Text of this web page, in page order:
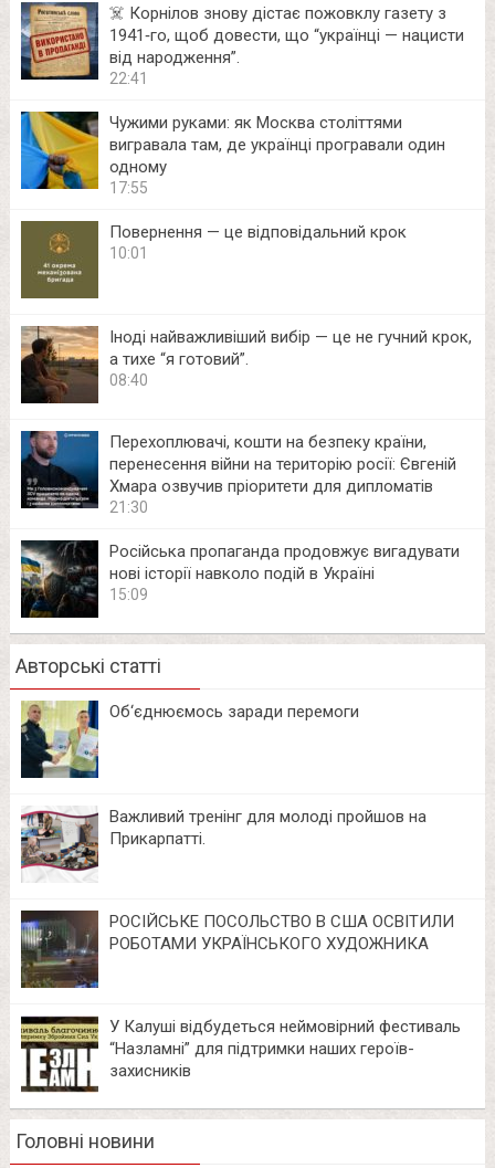
☠️ Корнілов знову дістає пожовклу газету з
1941‑го, щоб довести, що “українці — нацисти
від народження”.
22:41
Чужими руками: як Москва століттями
вигравала там, де українці програвали один
одному
17:55
Повернення — це відповідальний крок
10:01
Іноді найважливіший вибір — це не гучний крок,
а тихе “я готовий”.
08:40
Перехоплювачі, кошти на безпеку країни,
перенесення війни на територію росії: Євгеній
Хмара озвучив пріоритети для дипломатів
21:30
Російська пропаганда продовжує вигадувати
нові історії навколо подій в Україні
15:09
Авторські статті
Об‘єднюємось заради перемоги
Важливий тренінг для молоді пройшов на
Прикарпатті.
РОСІЙСЬКЕ ПОСОЛЬСТВО В США ОСВІТИЛИ
РОБОТАМИ УКРАЇНСЬКОГО ХУДОЖНИКА
У Калуші відбудеться неймовірний фестиваль
“Назламні” для підтримки наших героїв-
захисників
Головні новини